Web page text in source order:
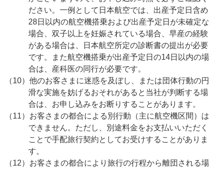
ださい。一例として日本航空では、出産予定日含め
28日以内の航空機搭乗および出産予定日が未確定な
場合、双子以上を妊娠されている場合、早産の経験
がある場合は、日本航空所定の診断書の提出が必要
です。また航空機搭乗が出産予定日の14日以内の場
合は、産科医の同行が必要です。
（10）他のお客さまに迷惑を及ぼし、または団体行動の円
滑な実施を妨げるおそれがあると当社が判断する場
合は、お申し込みをお断りすることがあります。
（11）お客さまの都合による別行動（主に航空機区間）は
できません。ただし、別途料金をお支払いいただく
ことで手配旅行契約としてお受けすることがありま
す。
（12）お客さまの都合により旅行の行程から離団される場